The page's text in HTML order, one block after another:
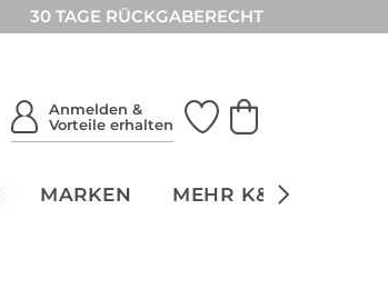
30 TAGE RÜCKGABERECHT
Anmelden &
Vorteile erhalten
MARKEN MEHR K&Ö